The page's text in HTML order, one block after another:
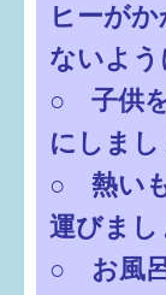
ヒーが
ないよう
○ 子供
にしまし
○ 熱い
運びまし
○ お風
メールマ
はぐくむ
みんなの
子育て情
食育